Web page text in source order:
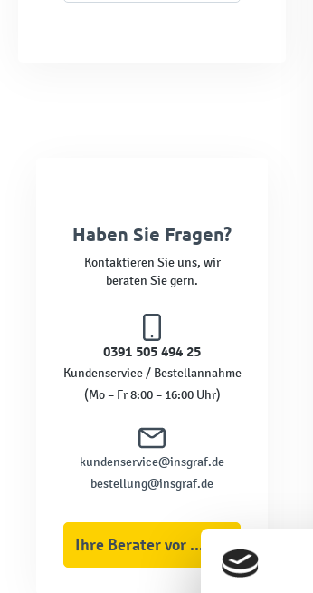
Haben Sie Fragen?
Kontaktieren Sie uns, wir
beraten Sie gern.
0391 505 494 25
Kundenservice / Bestellannahme
(Mo – Fr 8:00 – 16:00 Uhr)
kundenservice@insgraf.de
bestellung@insgraf.de
Ihre Berater vor Ort